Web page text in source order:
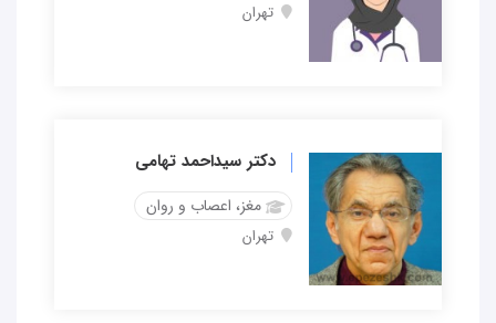
تهران
دکتر سیداحمد تهامی
مغز، اعصاب و روان
تهران